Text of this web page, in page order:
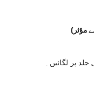
پر لگائیں۔